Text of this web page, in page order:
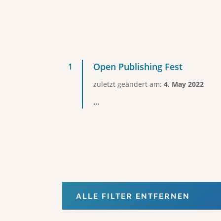
Open Publishing Fest
zuletzt geändert am: 4. May 2022
...
ALLE FILTER ENTFERNEN